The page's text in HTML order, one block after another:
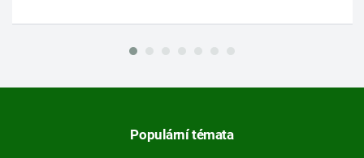
Populární témata